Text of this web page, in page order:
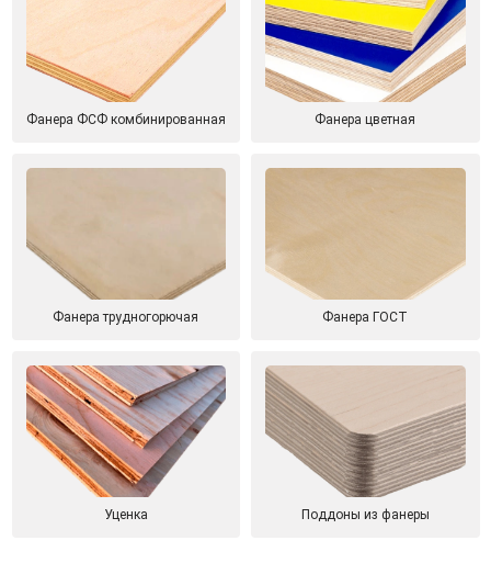
Фанера ФСФ комбинированная Фанера цветная
Фанера трудногорючая Фанера ГОСТ
Уценка Поддоны из фанеры